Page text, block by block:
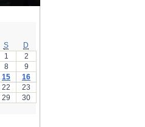
S
D
1
2
8
9
15
16
22
23
29
30